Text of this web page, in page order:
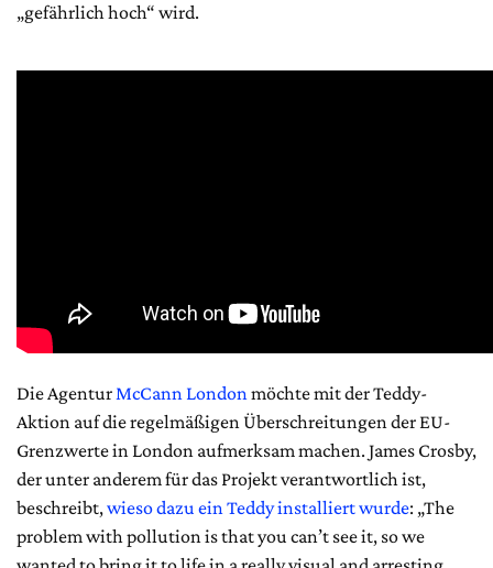
„gefährlich hoch“ wird.
Die AgenturMcCann Londonmöchte mit der Teddy-
Aktion auf die regelmäßigen Überschreitungen der EU-
Grenzwerte in London aufmerksam machen. James Crosby,
der unter anderem für das Projekt verantwortlich ist,
beschreibt,wieso dazu ein Teddy installiert wurde: „The
problem with pollution is that you can’t see it, so we